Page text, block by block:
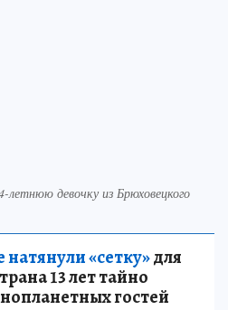
летнюю девочку из Брюховецкого
«сетку»для
13 лет тайно
гостей